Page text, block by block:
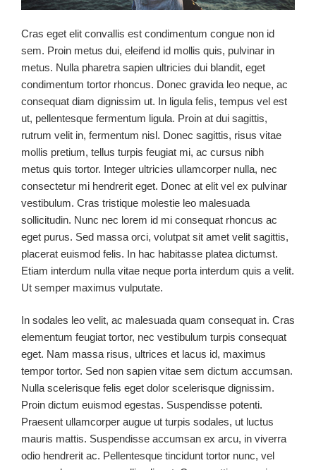
Cras eget elit convallis est condimentum congue non id
sem. Proin metus dui, eleifend id mollis quis, pulvinar in
metus. Nulla pharetra sapien ultricies dui blandit, eget
condimentum tortor rhoncus. Donec gravida leo neque, ac
consequat diam dignissim ut. In ligula felis, tempus vel est
ut, pellentesque fermentum ligula. Proin at dui sagittis,
rutrum velit in, fermentum nisl. Donec sagittis, risus vitae
mollis pretium, tellus turpis feugiat mi, ac cursus nibh
metus quis tortor. Integer ultricies ullamcorper nulla, nec
consectetur mi hendrerit eget. Donec at elit vel ex pulvinar
vestibulum. Cras tristique molestie leo malesuada
sollicitudin. Nunc nec lorem id mi consequat rhoncus ac
eget purus. Sed massa orci, volutpat sit amet velit sagittis,
placerat euismod felis. In hac habitasse platea dictumst.
Etiam interdum nulla vitae neque porta interdum quis a velit.
Ut semper maximus vulputate.
In sodales leo velit, ac malesuada quam consequat in. Cras
elementum feugiat tortor, nec vestibulum turpis consequat
eget. Nam massa risus, ultrices et lacus id, maximus
tempor tortor. Sed non sapien vitae sem dictum accumsan.
Nulla scelerisque felis eget dolor scelerisque dignissim.
Proin dictum euismod egestas. Suspendisse potenti.
Praesent ullamcorper augue ut turpis sodales, ut luctus
mauris mattis. Suspendisse accumsan ex arcu, in viverra
odio hendrerit ac. Pellentesque tincidunt tortor nunc, vel